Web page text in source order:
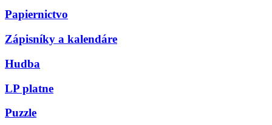
Papiernictvo
Zápisníky a kalendáre
Hudba
LP platne
Puzzle